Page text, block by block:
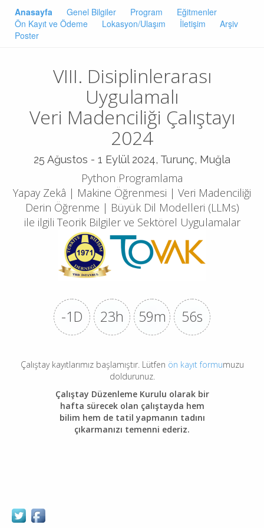
Anasayfa Genel Bilgiler Program
Eğitmenler
Ön Kayıt ve Ödeme
Lokasyon/Ulaşım İletişim
Arşiv
Poster
VIII. Disiplinlerarası
Uygulamalı
Veri Madenciliği Çalıştayı
2024
25 Ağustos - 1 Eylül 2024, Turunç, Muğla
Python Programlama
Yapay Zekâ | Makine Öğrenmesi | Veri Madenciliği
Derin Öğrenme | Büyük Dil Modelleri (LLMs)
ile ilgili Teorik Bilgiler ve Sektörel Uygulamalar
-1D 23h 59m 56s
Çalıştay kayıtlarımız başlamıştır. Lütfen ön kayıt formumuzu
doldurunuz.
Çalıştay Düzenleme Kurulu olarak bir
hafta sürecek olan çalıştayda hem
bilim hem de tatil yapmanın tadını
çıkarmanızı temenni ederiz.